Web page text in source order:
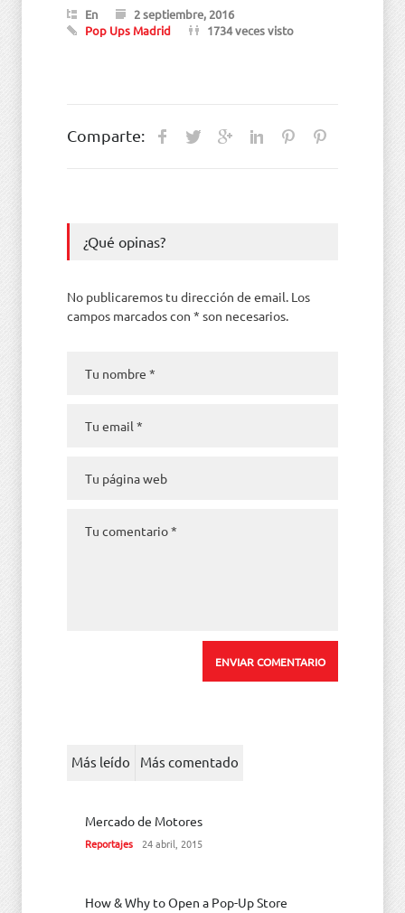
En
2 septiembre, 2016
Pop Ups Madrid
1734 veces visto
Comparte:
¿Qué opinas?
No publicaremos tu dirección de email. Los
campos marcados con * son necesarios.
Más leído Más comentado
Mercado de Motores
Reportajes 24 abril, 2015
How & Why to Open a Pop-Up Store